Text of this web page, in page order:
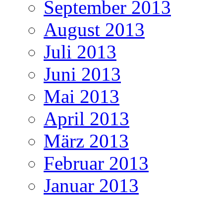
September 2013
August 2013
Juli 2013
Juni 2013
Mai 2013
April 2013
März 2013
Februar 2013
Januar 2013